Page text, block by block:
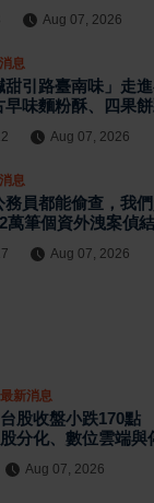
Aug 07, 2026
息
甜引路臺南味」走
早味麵粉酥、四果
Aug 07, 2026
息
務員都能偷查，我
萬筆個資外洩案偵
Aug 07, 2026
最新消息
台股收盤小跌170
股分化、數位雲端與
Aug 07, 2026